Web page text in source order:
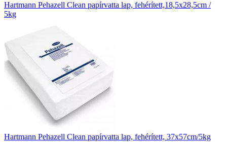
Hartmann Pehazell Clean papírvatta lap, fehérített,18,5x28,5cm /
5kg
Hartmann Pehazell Clean papírvatta lap, fehérített, 37x57cm/5kg